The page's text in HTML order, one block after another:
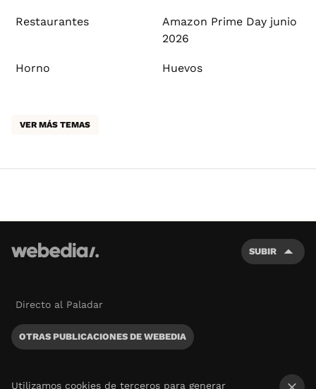
Restaurantes
Amazon Prime Day junio
2026
Horno Huevos
VER MÁS TEMAS
SUBIR
Directo al Paladar
OTRAS PUBLICACIONES DE WEBEDIA
Utilizamos cookies de terceros para generar